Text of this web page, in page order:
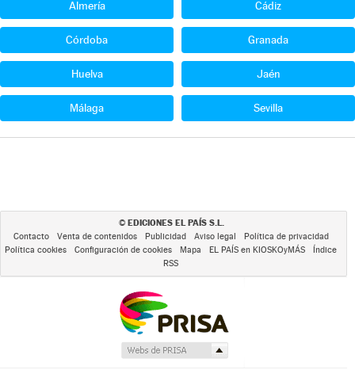
Almería Cádiz
Córdoba Granada
Huelva Jaén
Málaga Sevilla
© EDICIONES EL PAÍS S.L.
Contacto Venta de contenidos Publicidad Aviso legal
Política de privacidad
Política cookies
Configuración de cookies Mapa EL PAÍS en KIOSKOyMÁS
Índice
RSS